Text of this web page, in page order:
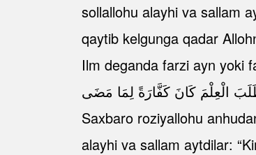
sollallohu alayhi va sallam
qaytib kelgunga qadar
Ilm deganda farzi ayn yoki
الْعِلْمَ كَانَ كَفَّارَةً لِمَا مَضَى
Saxbaro roziyallohu
alayhi va sallam aytdilar: